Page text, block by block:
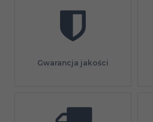
Gwarancja jakości